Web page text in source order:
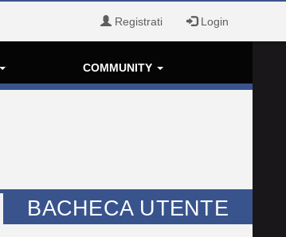
Registrati Login
COMMUNITY
BACHECA UTENTE